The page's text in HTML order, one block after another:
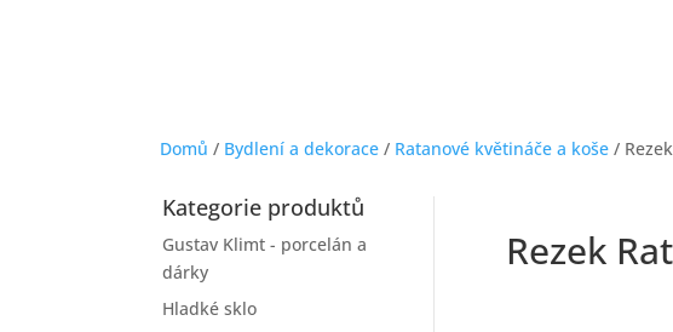
Domů / Bydlení a dekorace / Ratanové květináče a koše /
Kategorie produktů
Gustav Klimt - porcelán a
dárky
Hladké sklo
Rezek